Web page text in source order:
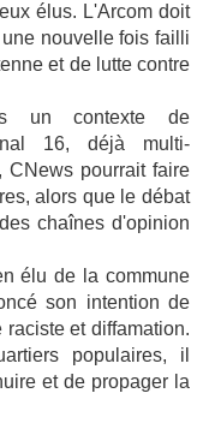
élus. L'Arcom doit
nouvelle fois failli
et de lutte contre
un contexte de
16, déjà multi-
CNews pourrait faire
alors que le débat
chaînes d'opinion
élu de la commune
son intention de
et diffamation.
populaires, il
et de propager la